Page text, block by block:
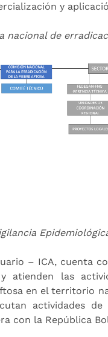
y
nacional de
– ICA, cuenta
las
en el territorio
actividades
con la República